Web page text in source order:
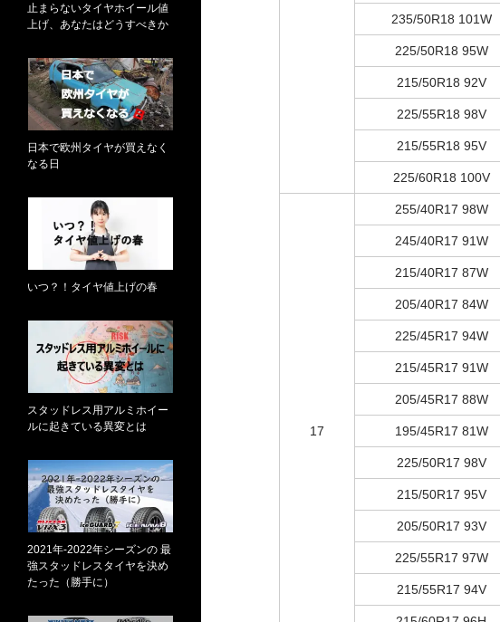
235/50R18 101W
225/50R18 95W
215/50R18 92V
225/55R18 98V
215/55R18 95V
225/60R18 100V
17
255/40R17 98W
245/40R17 91W
215/40R17 87W
205/40R17 84W
225/45R17 94W
215/45R17 91W
205/45R17 88W
195/45R17 81W
225/50R17 98V
215/50R17 95V
205/50R17 93V
225/55R17 97W
215/55R17 94V
止まらないタイヤホイール値
上げ、あなたはどうすべきか
日本で欧州タイヤが買えなく
なる日
いつ？！タイヤ値上げの春
スタッドレス用アルミホイー
ルに起きている異変とは
2021年-2022年シーズンの 最
強スタッドレスタイヤを決め
たった（勝手に）